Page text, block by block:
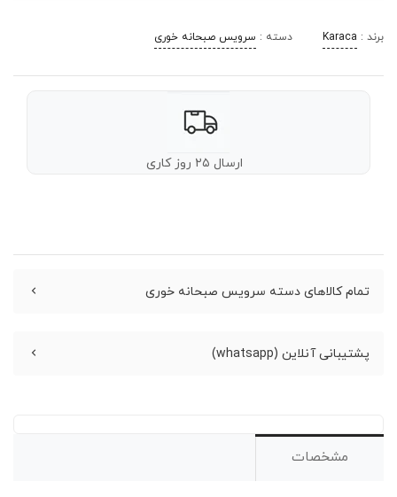
برند : Karaca دسته : سرویس صبحانه خوری
ارسال ۲۵ روز کاری
تمام کالاهای دسته سرویس صبحانه خوری
پشتیبانی آنلاین (whatsapp)
مشخصات